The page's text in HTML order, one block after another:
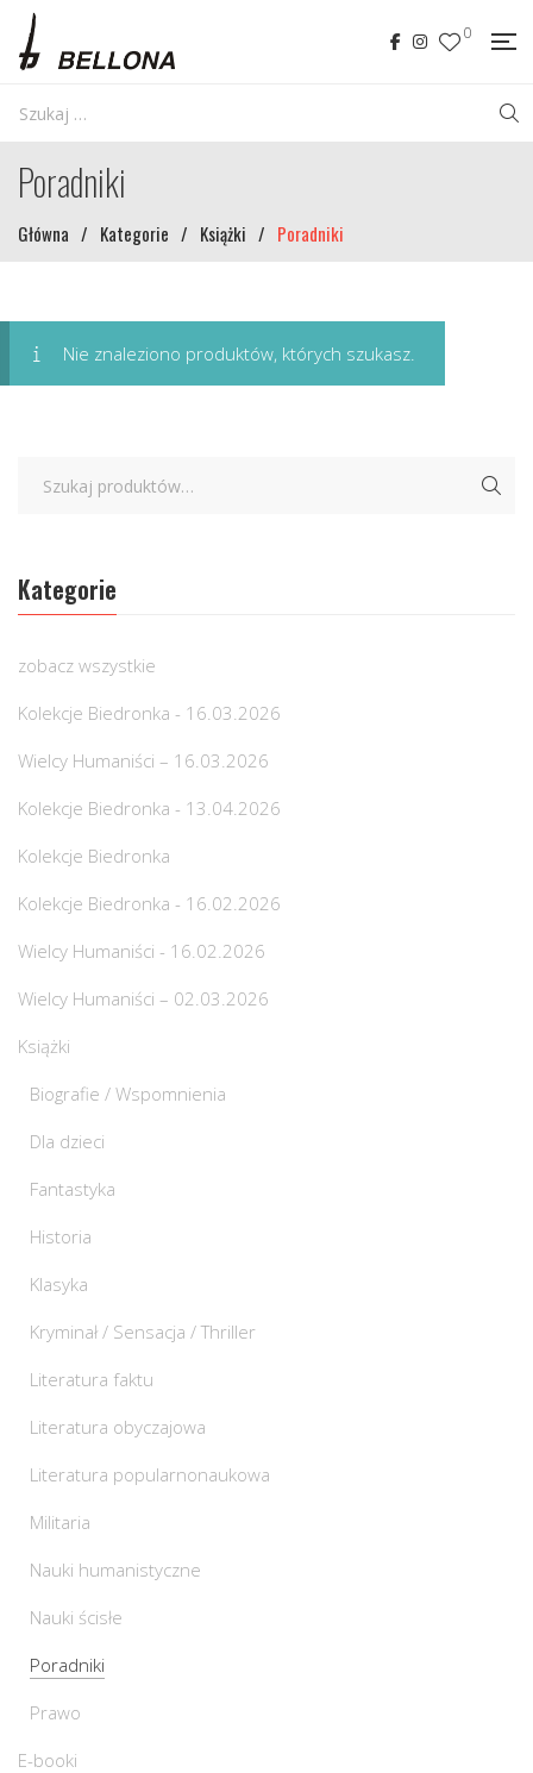
0
Poradniki
Główna / Kategorie / Książki / Poradniki
Nie znaleziono produktów, których szukasz.
Kategorie
zobacz wszystkie
Kolekcje Biedronka - 16.03.2026
Wielcy Humaniści – 16.03.2026
Kolekcje Biedronka - 13.04.2026
Kolekcje Biedronka
Kolekcje Biedronka - 16.02.2026
Wielcy Humaniści - 16.02.2026
Wielcy Humaniści – 02.03.2026
Książki
Biografie / Wspomnienia
Dla dzieci
Fantastyka
Historia
Klasyka
Kryminał / Sensacja / Thriller
Literatura faktu
Literatura obyczajowa
Literatura popularnonaukowa
Militaria
Nauki humanistyczne
Nauki ścisłe
Poradniki
Prawo
E-booki